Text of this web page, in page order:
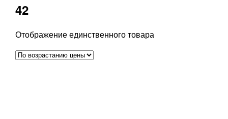
42
Отображение единственного товара